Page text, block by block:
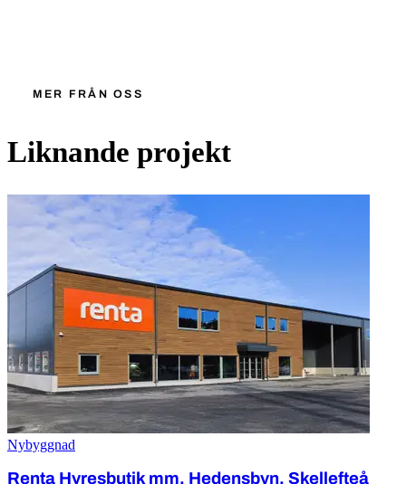
MER FRÅN OSS
Liknande projekt
Nybyggnad
Renta Hyresbutik mm, Hedensbyn, Skellefteå